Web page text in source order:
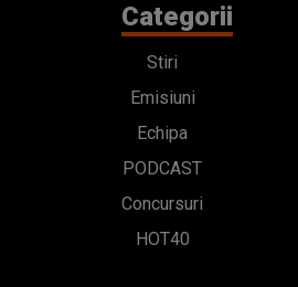
Categorii
Stiri
Emisiuni
Echipa
PODCAST
Concursuri
HOT40